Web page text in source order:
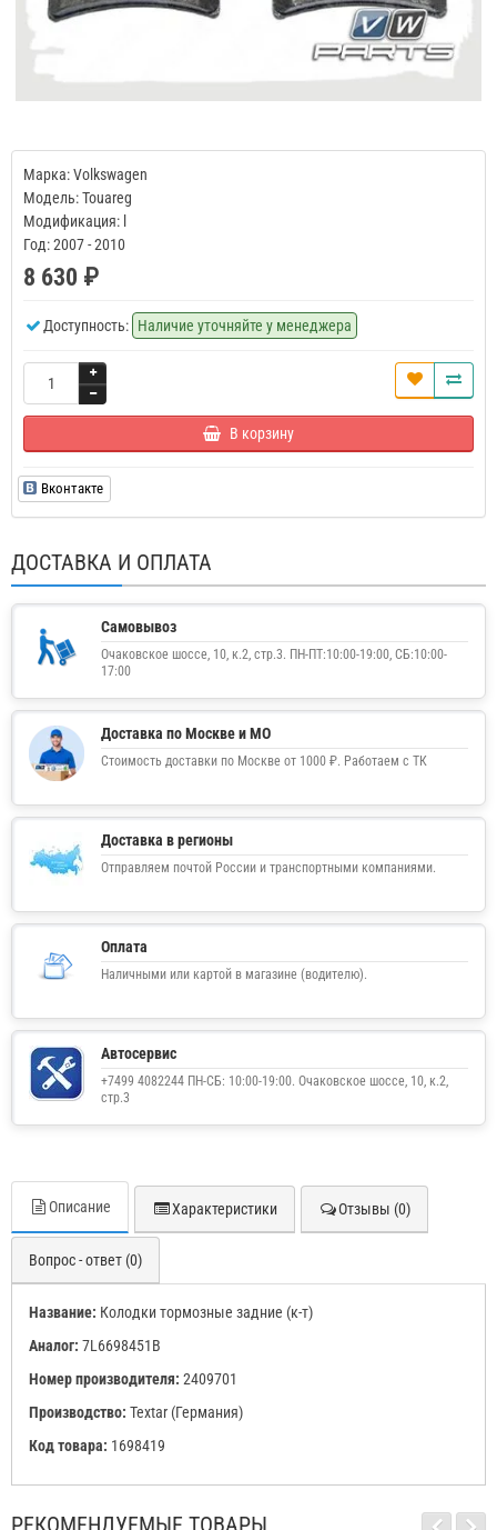
Марка: Volkswagen
Модель: Touareg
Модификация: l
Год: 2007 - 2010
8 630 ₽
Доступность: Наличие уточняйте у менеджера
В корзину
Вконтакте
ДОСТАВКА И ОПЛАТА
Самовывоз
Очаковское шоссе, 10, к.2, стр.3. ПН-ПТ:10:00-19:00, СБ:10:00-
17:00
Доставка по Москве и МО
Стоимость доставки по Москве от 1000 ₽. Работаем с ТК
Доставка в регионы
Отправляем почтой России и транспортными компаниями.
Оплата
Наличными или картой в магазине (водителю).
Автосервис
+7499 4082244 ПН-СБ: 10:00-19:00. Очаковское шоссе, 10, к.2,
стр.3
Описание Характеристики Отзывы (0)
Вопрос - ответ (0)
Название: Колодки тормозные задние (к-т)
Аналог: 7L6698451B
Номер производителя: 2409701
Производство: Textar (Германия)
Код товара: 1698419
РЕКОМЕНДУЕМЫЕ ТОВАРЫ